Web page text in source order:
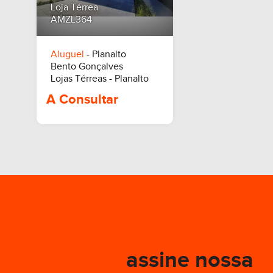
R$ 17.000,00
Loja Térrea
AMZL364
Aluguel - Planalto
Bento Gonçalves
Lojas Térreas - Planalto
assine nossa